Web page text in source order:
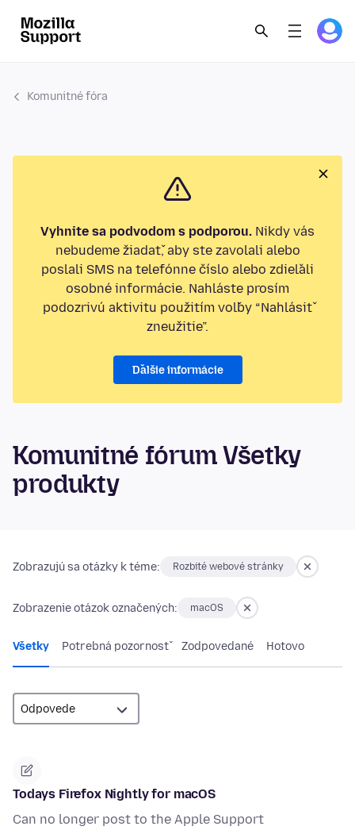
Komunitné fóra
Vyhnite sa podvodom s podporou. Nikdy vás
nebudeme žiadať, aby ste zavolali alebo
poslali SMS na telefónne číslo alebo zdieľali
osobné informácie. Nahláste prosím
podozrivú aktivitu použitím voľby “Nahlásiť
zneužitie”.
Ďalšie informácie
Komunitné fórum Všetky
produkty
Zobrazujú sa otázky k téme: Rozbité webové stránky
Zobrazenie otázok označených: macOS
Všetky Potrebná pozornosť Zodpovedané Hotovo
Todays Firefox Nightly for macOS
Can no longer post to the Apple Support